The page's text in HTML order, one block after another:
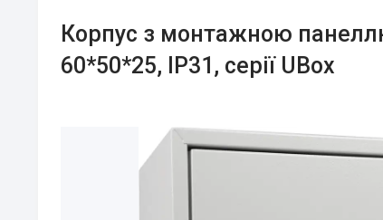
Корпус з монтажною
60*50*25, IP31, серії UBox